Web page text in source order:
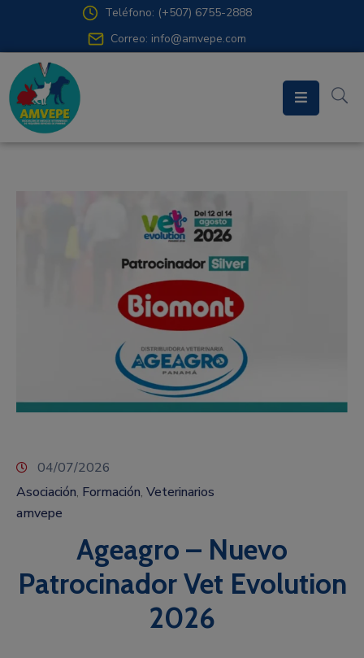
Teléfono: (+507) 6755-2888
Correo: info@amvepe.com
Inicio
Asociación
Departamentos
04/07/2026
Asociación‚ Formación‚ Veterinarios
amvepe
Ageagro – Nuevo
Patrocinador Vet Evolution
2026